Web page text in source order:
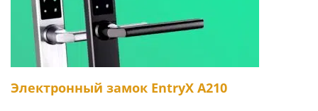
Электронный замок EntryX A210